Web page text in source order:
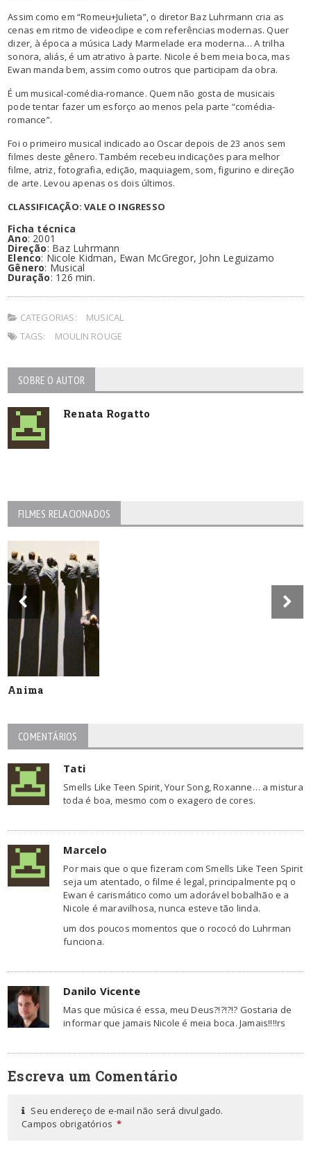
Assim como em “Romeu+Julieta”, o diretor Baz Luhrmann cria as
cenas em ritmo de videoclipe e com referências modernas. Quer
dizer, à época a música Lady Marmelade era moderna… A trilha
sonora, aliás, é um atrativo à parte. Nicole é bem meia boca, mas
Ewan manda bem, assim como outros que participam da obra.
É um musical-comédia-romance. Quem não gosta de musicais
pode tentar fazer um esforço ao menos pela parte “comédia-
romance”.
Foi o primeiro musical indicado ao Oscar depois de 23 anos sem
filmes deste gênero. Também recebeu indicações para melhor
filme, atriz, fotografia, edição, maquiagem, som, figurino e direção
de arte. Levou apenas os dois últimos.
CLASSIFICAÇÃO: VALE O INGRESSO
Ficha técnica
Ano: 2001
Direção: Baz Luhrmann
Elenco: Nicole Kidman, Ewan McGregor, John Leguizamo
Gênero: Musical
Duração: 126 min.
CATEGORIAS:
MUSICAL
TAGS:
MOULIN ROUGE
SOBRE O AUTOR
Renata Rogatto
FILMES RELACIONADOS
Anima
COMENTÁRIOS
Tati
Smells Like Teen Spirit, Your Song, Roxanne… a mistura
toda é boa, mesmo com o exagero de cores.
Marcelo
Por mais que o que fizeram com Smells Like Teen Spirit
seja um atentado, o filme é legal, principalmente pq o
Ewan é carismático como um adorável bobalhão e a
Nicole é maravilhosa, nunca esteve tão linda.
um dos poucos momentos que o rococó do Luhrman
funciona.
Danilo Vicente
Mas que música é essa, meu Deus?!?!?!? Gostaria de
informar que jamais Nicole é meia boca. Jamais!!!!rs
Escreva um Comentário
Seu endereço de e-mail não será divulgado.
Campos obrigatórios *